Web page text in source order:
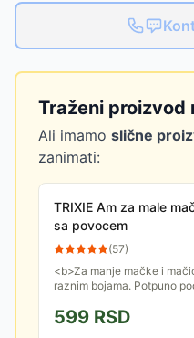
Traženi proizvod
Ali imamo slične
zanimati:
TRIXIE Am za male
sa povocem
(57)
<b>Za manje mačke i
raznim bojama. Potpuno
1.20m. Dimenzije: 19-31cm/
599 RSD